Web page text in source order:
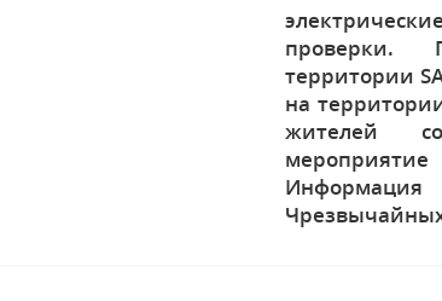
проверки.
территории
на
жителей